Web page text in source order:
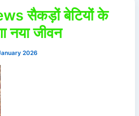
सैकड़ों बेटियों के
नया जीवन
2026